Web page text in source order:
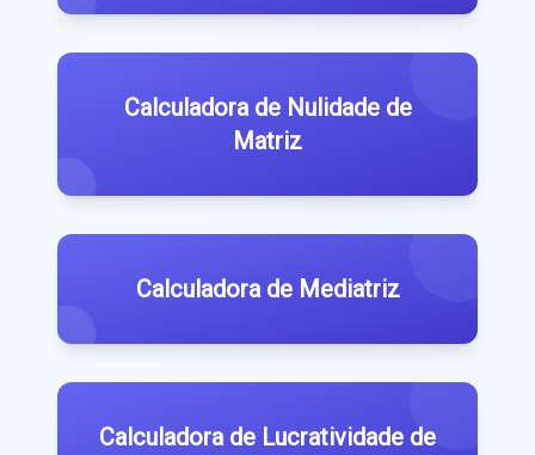
Calculadora de Nulidade de
Matriz
Calculadora de Mediatriz
Calculadora de Lucratividade de